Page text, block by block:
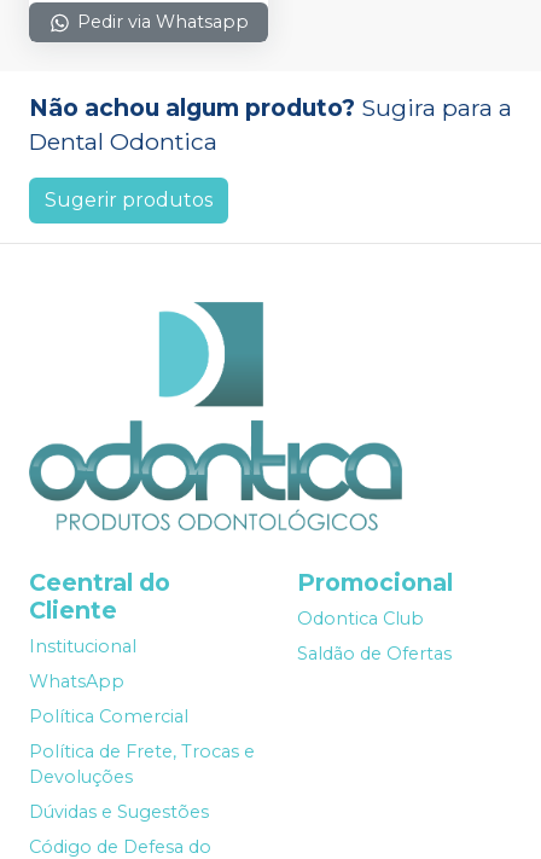
Pedir via Whatsapp
Não achou algum produto? Sugira para a
Dental Odontica
Sugerir produtos
Ceentral do
Cliente
Institucional
WhatsApp
Política Comercial
Política de Frete, Trocas e
Devoluções
Dúvidas e Sugestões
Código de Defesa do
Promocional
Odontica Club
Saldão de Ofertas